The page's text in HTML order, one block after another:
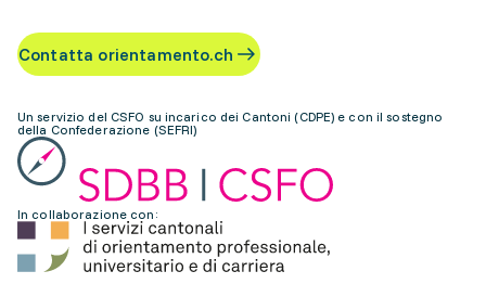
Contatta orientamento.ch
Un servizio del CSFO su incarico dei Cantoni (CDPE) e con il sostegno
della Confederazione (SEFRI)
In collaborazione con: